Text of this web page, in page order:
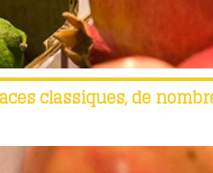
classiques, de